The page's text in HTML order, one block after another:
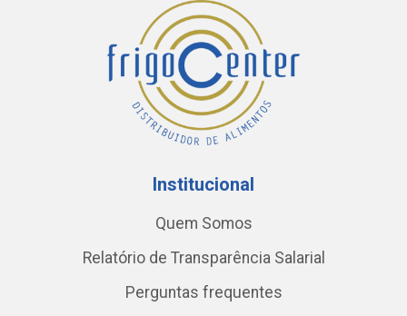
Institucional
Quem Somos
Relatório de Transparência Salarial
Perguntas frequentes